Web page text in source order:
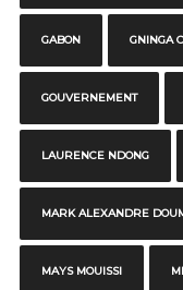
GABON GNINGA
GOUVERNEMENT
LAURENCE NDONG
MARK ALEXANDRE
MAYS MOUISSI